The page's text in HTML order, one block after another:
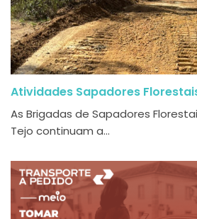
Atividades Sapadores
As Brigadas de Sapadores
Tejo continuam a...